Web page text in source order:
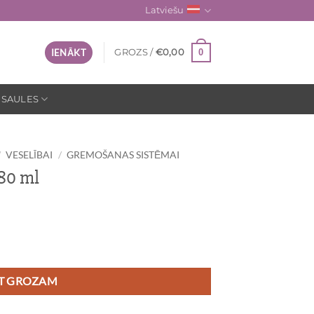
Latviešu
IENĀKT GROZS / €0,00 0
VESELĪBAI / GREMOŠANAS SISTĒMAI
ml
GROZAM